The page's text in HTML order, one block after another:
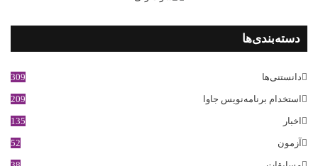
دسته‌بندی‌ها
دانستنی‌ها 309
استخدام برنامه‌نویس جاوا 209
اخبار 135
آزمون 52